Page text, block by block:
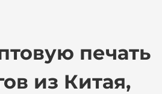
печать
из Китая,